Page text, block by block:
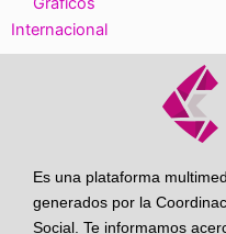
Internacional
Es una plataforma
generados por la
Social. Te informamos